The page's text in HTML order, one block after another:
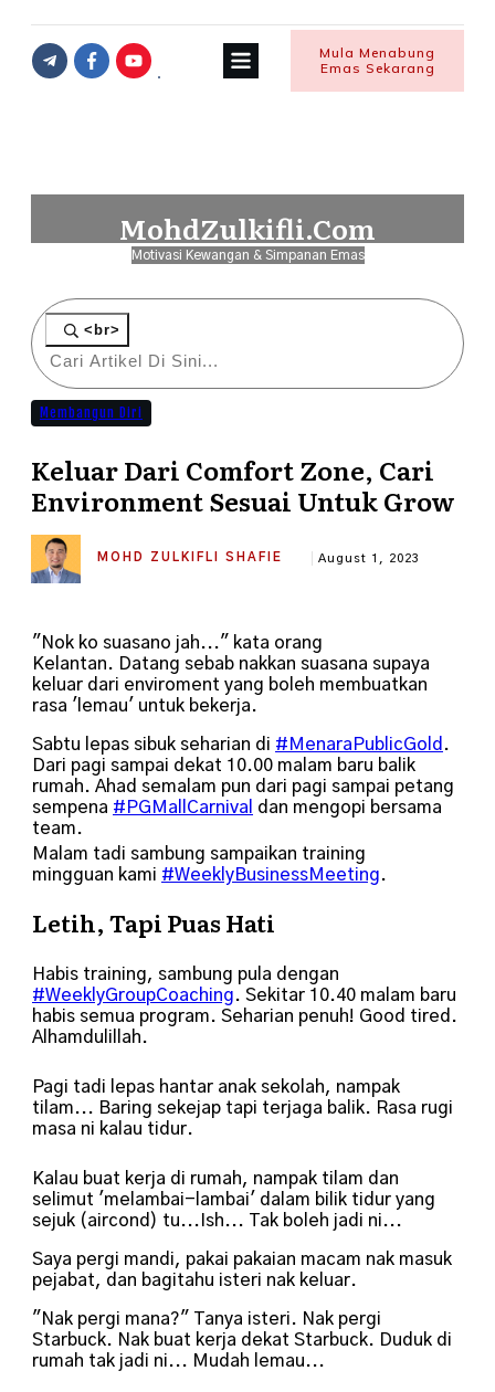
Mula Menabung
Emas Sekarang
MohdZulkifli.Com
Motivasi Kewangan & Simpanan Emas
<br>
Membangun Diri
Keluar Dari Comfort Zone, Cari
Environment Sesuai Untuk Grow
MOHD ZULKIFLI SHAFIE August 1, 2023
"Nok ko suasano jah..." kata orang
Kelantan. Datang sebab nakkan suasana supaya
keluar dari enviroment yang boleh membuatkan
rasa 'lemau' untuk bekerja.
Sabtu lepas sibuk seharian di #MenaraPublicGold .
Dari pagi sampai dekat 10.00 malam baru balik
rumah. Ahad semalam pun dari pagi sampai petang
sempena #PGMallCarnival
dan mengopi bersama
team.
Malam tadi sambung sampaikan training
mingguan kami #WeeklyBusinessMeeting.
Letih, Tapi Puas Hati
Habis training, sambung pula dengan
#WeeklyGroupCoaching. Sekitar 10.40 malam baru
habis semua program. Seharian penuh! Good tired.
Alhamdulillah.
Pagi tadi lepas hantar anak sekolah, nampak
tilam... Baring sekejap tapi terjaga balik. Rasa rugi
masa ni kalau tidur.
Kalau buat kerja di rumah, nampak tilam dan
selimut 'melambai-lambai' dalam bilik tidur yang
sejuk (aircond) tu...Ish... Tak boleh jadi ni...
Saya pergi mandi, pakai pakaian macam nak masuk
pejabat, dan bagitahu isteri nak keluar.
"Nak pergi mana?" Tanya isteri. Nak pergi
Starbuck. Nak buat kerja dekat Starbuck. Duduk di
rumah tak jadi ni... Mudah lemau...